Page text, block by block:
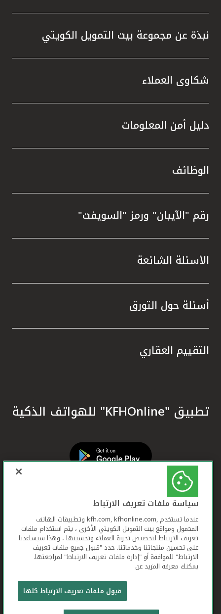
نبذة عن مجموعة بيت التمويل الكويتي
شكاوى العملاء
دليل أمن المعلومات
الوظائف
رقم "الآيبان" ورمز "السويفت"
الأسئلة الشائعة
أسئلة حول التورق
التقييم العقاري
تطبيق "KFHOnline" للهواتف الذكية
بيت التمويل الكويتي جميع الحقوق محفوظة © 2026
شروط وأحكام استخدام الموقع الإلكتروني
سياسة ملفات تعريف الارتباط
عندما تستخدم ,kfh.com, kfhonline.com وتطبيقات الهاتف
المحمول ومواقع بيت التمويل الكويتي الأخرى ، يتم استخدام ملفات
تعريف الارتباط لتخصيص تجربة العملاء وتحسينها ، وهذا سيساعدنا
على تحسين منتجاتنا وخدماتنا. حدد "قبول جميع ملفات تعريف
الارتباط" للموافقة أو "إدارة ملفات تعريف الارتباط" لمراجعتها.
يمكنك معرفة المزيد عن
قبول ملفات تعريف الارتباط كلها